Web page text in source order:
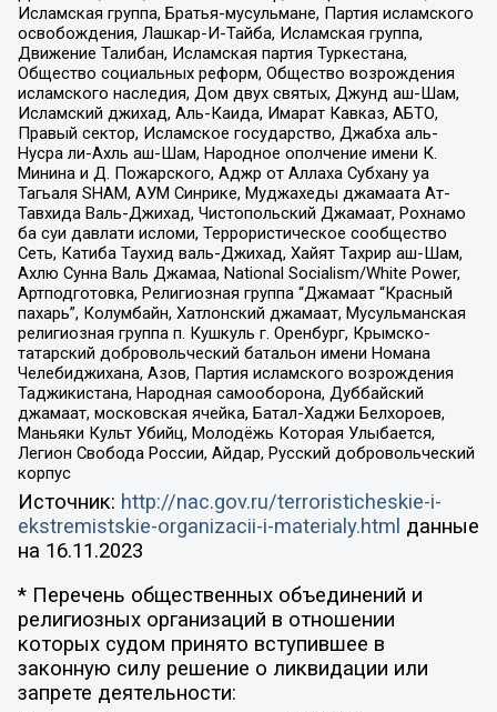
Исламская группа, Братья-мусульмане, Партия исламского
освобождения, Лашкар-И-Тайба, Исламская группа,
Движение Талибан, Исламская партия Туркестана,
Общество социальных реформ, Общество возрождения
исламского наследия, Дом двух святых, Джунд аш-Шам,
Исламский джихад, Аль-Каида, Имарат Кавказ, АБТО,
Правый сектор, Исламское государство, Джабха аль-
Нусра ли-Ахль аш-Шам, Народное ополчение имени К.
Минина и Д. Пожарского, Аджр от Аллаха Субхану уа
Тагьаля SHAM, АУМ Синрике, Муджахеды джамаата Ат-
Тавхида Валь-Джихад, Чистопольский Джамаат, Рохнамо
ба суи давлати исломи, Террористическое сообщество
Сеть, Катиба Таухид валь-Джихад, Хайят Тахрир аш-Шам,
Ахлю Сунна Валь Джамаа, National Socialism/White Power,
Артподготовка, Религиозная группа “Джамаат “Красный
пахарь”, Колумбайн, Хатлонский джамаат, Мусульманская
религиозная группа п. Кушкуль г. Оренбург, Крымско-
татарский добровольческий батальон имени Номана
Челебиджихана, Азов, Партия исламского возрождения
Таджикистана, Народная самооборона, Дуббайский
джамаат, московская ячейка, Батал-Хаджи Белхороев,
Маньяки Культ Убийц, Молодёжь Которая Улыбается,
Легион Свобода России, Айдар, Русский добровольческий
корпус
Источник: http://nac.gov.ru/terroristicheskie-i-
ekstremistskie-organizacii-i-materialy.html данные
на 16.11.2023
* Перечень общественных объединений и
религиозных организаций в отношении
которых судом принято вступившее в
законную силу решение о ликвидации или
запрете деятельности: